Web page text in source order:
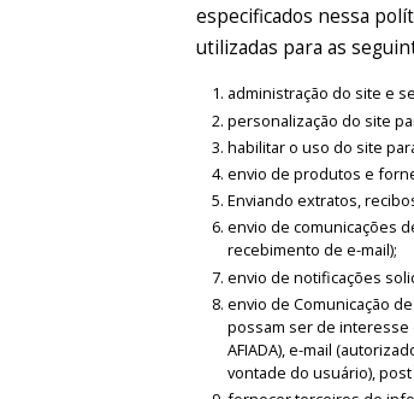
especificados nessa
utilizadas para as
administração do site e
personalização do site
habilitar o uso do site
envio de produtos e
Enviando extratos,
envio de comunicações
recebimento de e-mail);
envio de notificações
envio de Comunicação
possam ser de interesse
AFIADA), e-mail
vontade do usuário),